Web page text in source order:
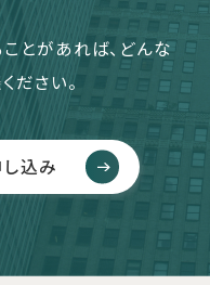
とがあれば、どんな
ださい。
込み